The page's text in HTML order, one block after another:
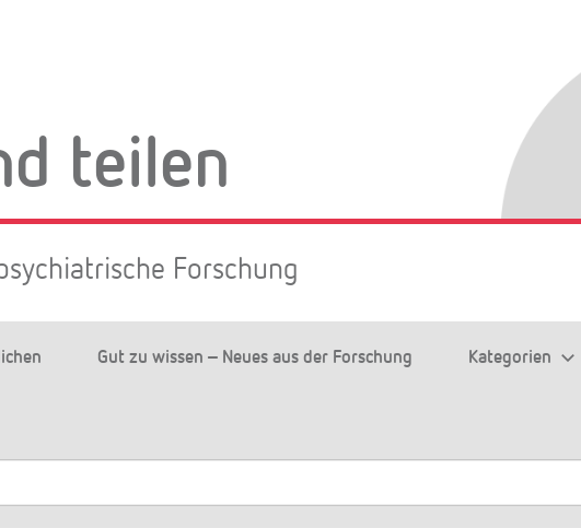
teilen
Forschung
Gut zu wissen – Neues aus der Forschung Kategorien